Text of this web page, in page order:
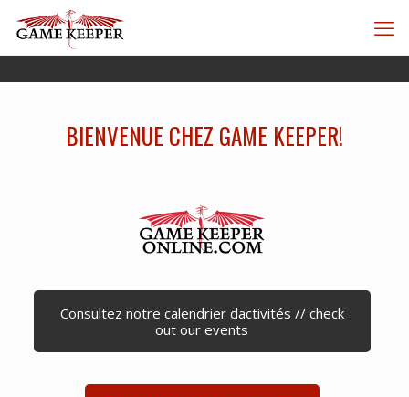
BIENVENUE CHEZ GAME KEEPER!
Consultez notre calendrier dactivités // check
out our events